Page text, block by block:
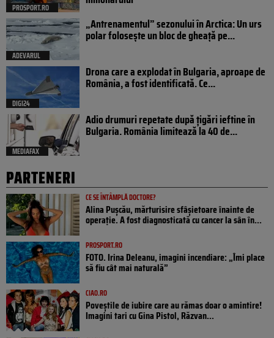
PROSPORT.RO
ADEVARUL
„Antrenamentul” sezonului în Arctica: Un urs
polar folosește un bloc de gheață pe...
DIGI24
Drona care a explodat în Bulgaria, aproape de
România, a fost identificată. Ce...
MEDIAFAX
Adio drumuri repetate după țigări ieftine în
Bulgaria. România limitează la 40 de...
PARTENERI
CE SE ÎNTÂMPLĂ DOCTORE?
Alina Pușcău, mărturisire sfâșietoare înainte de
operație. A fost diagnosticată cu cancer la sân în...
PROSPORT.RO
FOTO. Irina Deleanu, imagini incendiare: „Îmi place
să fiu cât mai naturală”
CIAO.RO
Poveştile de iubire care au rămas doar o amintire!
Imagini tari cu Gina Pistol, Răzvan...